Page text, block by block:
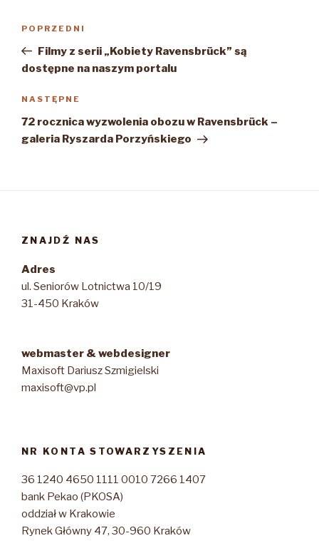
Poprzedni
wpis
POPRZEDNI
Filmy z serii „Kobiety Ravensbrück” są
dostępne na naszym portalu
Następny
wpis
NASTĘPNE
72 rocznica wyzwolenia obozu w Ravensbrück –
galeria Ryszarda Porzyńskiego
ZNAJDŹ NAS
Adres
ul. Seniorów Lotnictwa 10/19
31-450 Kraków
webmaster & webdesigner
Maxisoft Dariusz Szmigielski
maxisoft@vp.pl
NR KONTA STOWARZYSZENIA
36 1240 4650 1111 0010 7266 1407
bank Pekao (PKOSA)
oddział w Krakowie
Rynek Główny 47, 30-960 Kraków